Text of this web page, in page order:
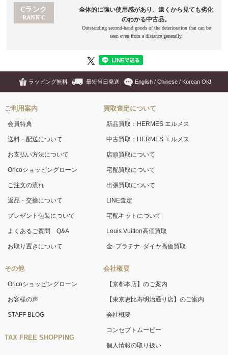
ラッピング無料 最短当日発送 English / Chinese / Korean OK!
ご利用案内
会員特典
送料・配送について
お支払い方法について
Oricoショッピングローン
ご注文の流れ
返品・交換について
プレゼント包装について
よくあるご質問 Q&A
お取り置きについて
その他
Oricoショッピングローン
お客様の声
STAFF BLOG
TAX FREE SHOPPING
買取査定について
新品買取：HERMES エルメス
中古買取：HERMES エルメス
店頭買取について
宅配買取について
出張買取について
LINE査定
宅配キットについて
Louis Vuitton高価買取
金･プラチナ･ダイヤ高価買取
会社概要
【京都本店】のご案内
【東京恵比寿明治通り店】のご案内
会社概要
コンセプトムービー
個人情報の取り扱い